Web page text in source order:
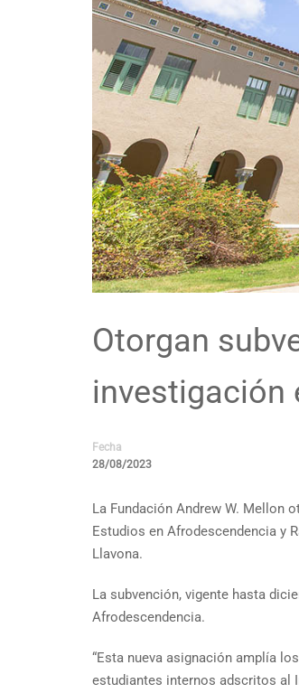
Otorgan
investigación
Fecha
28/08/2023
La Fundación Andrew W. Mellon
Estudios en Afrodescendencia y
Llavona.
La subvención, vigente hasta
Afrodescendencia.
“Esta nueva asignación amplía
estudiantes internos adscritos al